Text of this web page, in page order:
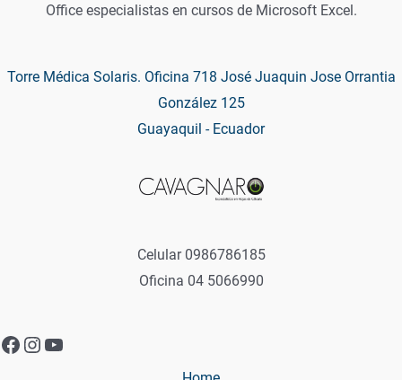
Office especialistas en cursos de Microsoft Excel.
Torre Médica Solaris. Oficina 718 José Juaquin Jose Orrantia
González 125
Guayaquil - Ecuador
Celular 0986786185
Oficina 04 5066990